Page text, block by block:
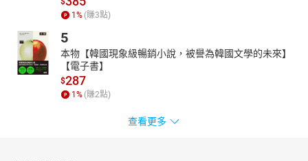
1% (賺3點)
5
本物【韓國現象級暢銷小說，被譽為韓國文學的未來】
【電子書】
$287
1% (賺2點)
查看更多